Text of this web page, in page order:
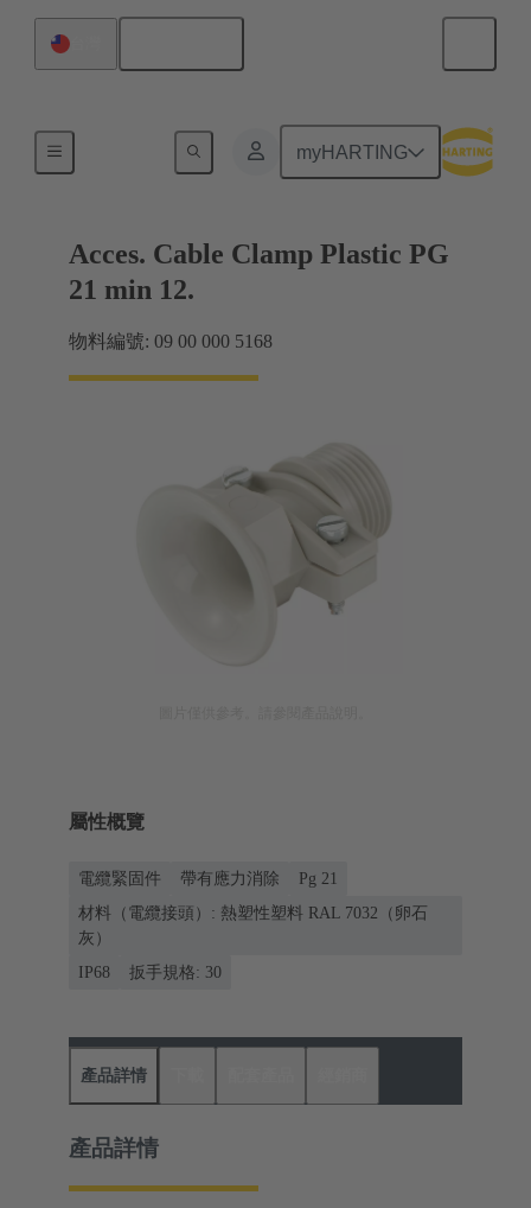
myHARTING
Acces. Cable Clamp Plastic PG
21 min 12.
物料編號: 09 00 000 5168
屬性概覽
電纜緊固件 帶有應力消除
Pg 21
材料（電纜接頭）: 熱塑性塑料 RAL 7032（卵石
灰）
IP68
扳手規格: 30
產品詳情
產品詳情